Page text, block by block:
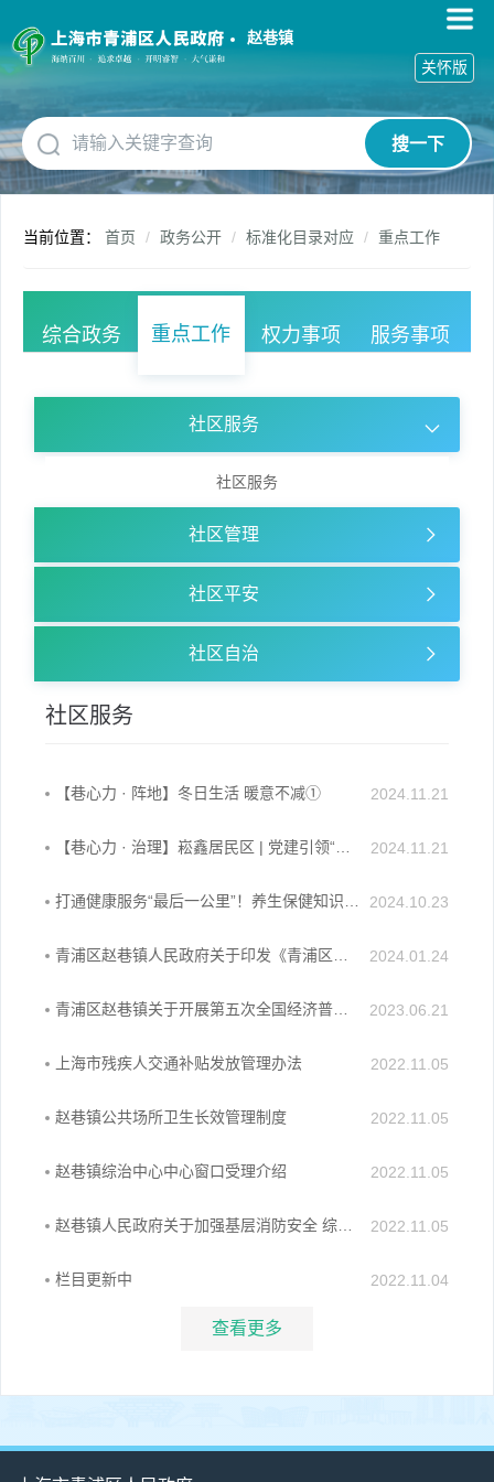
障
碍
作
说
明
跳
转
赵巷镇
搜一下
关怀版
当前位置： 首页 政务公开 标准化目录对应 重点工作
综合政务 重点工作 权力事项 服务事项
社区服务
社区服务
社区管理
社区平安
社区自治
社区服务
【巷心力 · 阵地】冬日生活 暖意不减① 2024.11.21
【巷心力 · 治理】崧鑫居民区 | 党建引领“鑫”风尚 以书换蔬让爱循环 2024.11.21
打通健康服务“最后一公里”！养生保健知识送到赵巷社区居民的“家门口”啦 2024.10.23
青浦区赵巷镇人民政府关于印发《青浦区赵巷镇12345市民服务热线诉求办理协调督办工作机制（试行）》的通知 2024.01.24
青浦区赵巷镇关于开展第五次全国经济普查的通知 2023.06.21
上海市残疾人交通补贴发放管理办法 2022.11.05
赵巷镇公共场所卫生长效管理制度 2022.11.05
赵巷镇综治中心中心窗口受理介绍 2022.11.05
赵巷镇人民政府关于加强基层消防安全 综合治理工作的公告 2022.11.05
栏目更新中 2022.11.04
查看更多